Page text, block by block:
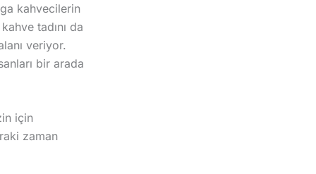
kahvecilerin
tadını da
veriyor.
bir arada
için
zaman